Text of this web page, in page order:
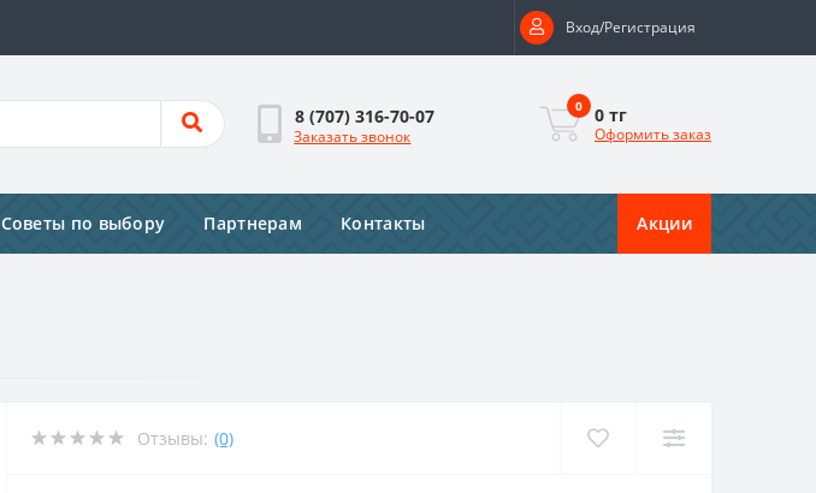
Вход/Регистрация
8 (707) 316-70-07
Заказать звонок
0 0 тг
Оформить заказ
Советы по выбору Партнерам Контакты Акции
Отзывы: (0)